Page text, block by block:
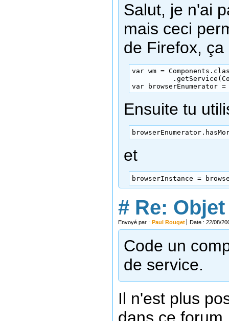
Salut, je n'ai
mais ceci
de Firefox,
var wm =
var browserEnumerator
Ensuite tu
et
browserInstance =
# Re:
Envoyé par : Paul Rouget Date : 22/08/
Code un
de service.
Il n'est plus